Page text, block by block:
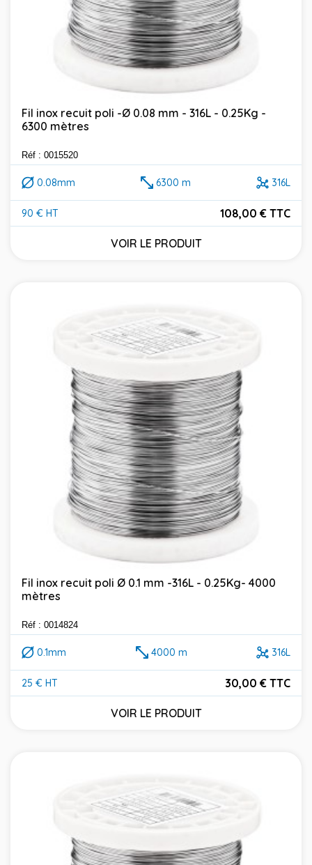
Fil inox recuit poli -Ø 0.08 mm - 316L - 0.25Kg -
6300 mètres
Réf : 0015520
0.08mm 6300 m 316L
90 € HT
Prix
108,00 € TTC
VOIR LE PRODUIT
Fil inox recuit poli Ø 0.1 mm -316L - 0.25Kg- 4000
mètres
Réf : 0014824
0.1mm 4000 m 316L
25 € HT
Prix
30,00 € TTC
VOIR LE PRODUIT